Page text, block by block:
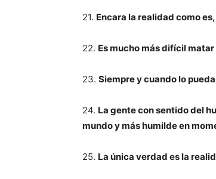
21. Encara la realidad como
22. Es mucho más difícil
23. Siempre y cuando lo
24. La gente con sentido del
mundo y más humilde en
25. La única verdad es la